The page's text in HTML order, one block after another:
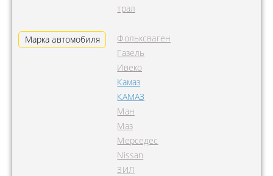
трал
Марка автомобиля
Фольксваген
Газель
Ивеко
Камаз
КАМАЗ
Ман
Маз
Мерседес
Nissan
ЗИЛ